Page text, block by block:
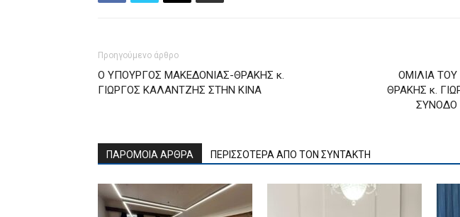
Προηγούμενο άρθρο
Ο ΥΠΟΥΡΓΟΣ ΜΑΚΕΔΟΝΙΑΣ-ΘΡΑΚΗΣ κ.
ΓΙΩΡΓΟΣ ΚΑΛΑΝΤΖΗΣ ΣΤΗΝ ΚΙΝΑ
ΟΜΙΛΙΑ
ΘΡΑΚΗΣ κ.
ΣΥΝΟΔΟ
ΠΑΡΟΜΟΙΑ ΑΡΘΡΑ ΠΕΡΙΣΣΟΤΕΡΑ ΑΠΟ ΤΟΝ ΣΥΝΤΑΚΤΗ